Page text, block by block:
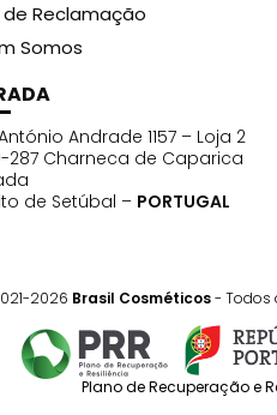
de Reclamação
Somos
Andrade 1157 – Loja 2
287 Charneca de Caparica
de Setúbal – PORTUGAL
2026 Brasil Cosméticos- Todos
Plano de Recuperação e